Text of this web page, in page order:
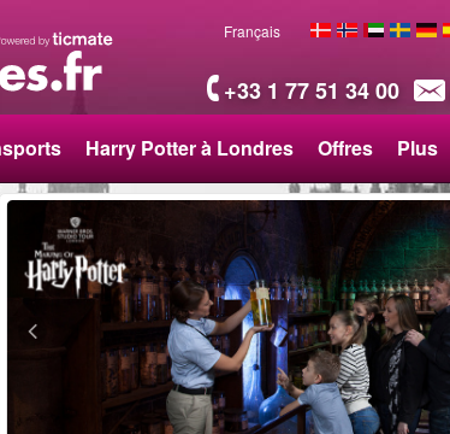
+33 1 77 51 34 00
Français
Harry Potter à Londres Offres Plus